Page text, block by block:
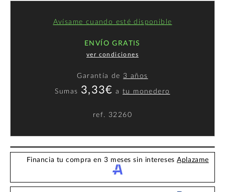
Avísame cuando esté disponible
ENVÍO GRATIS
ver condiciones
Garantía de 3 años
Sumas 3,33€ atu monedero
ref. 32260
Financia tu compra en 3 meses sin interesesAplazame